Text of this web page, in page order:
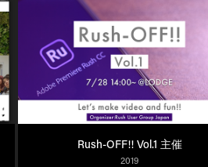
Rush-OFF!! Vol.1 主催
2019